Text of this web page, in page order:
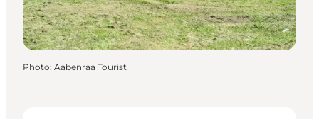
Photo: Aabenraa Tourist